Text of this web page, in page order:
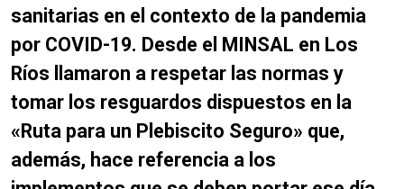
sanitarias en el contexto de la pandemia
por COVID-19. Desde el MINSAL en Los
Ríos llamaron a respetar las normas y
tomar los resguardos dispuestos en la
«Ruta para un Plebiscito Seguro» que,
además, hace referencia a los